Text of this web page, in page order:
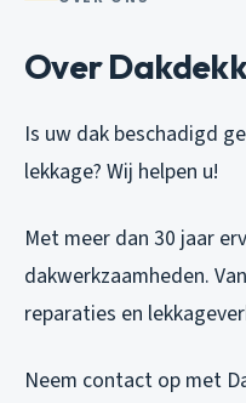
Over
Is uw dak beschadigd
lekkage? Wij helpen u!
Met meer dan 30 jaar
dakwerkzaamheden.
reparaties en
Neem contact op met